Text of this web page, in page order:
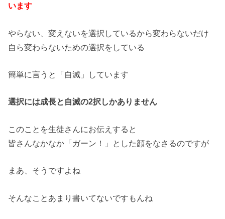
います
やらない、変えないを選択しているから変わらないだけ
自ら変わらないための選択をしている
簡単に言うと「自滅」しています
選択には成長と自滅の2択しかありません
このことを生徒さんにお伝えすると
皆さんなかなか「ガーン！」とした顔をなさるのですが
まあ、そうですよね
そんなことあまり書いてないですもんね